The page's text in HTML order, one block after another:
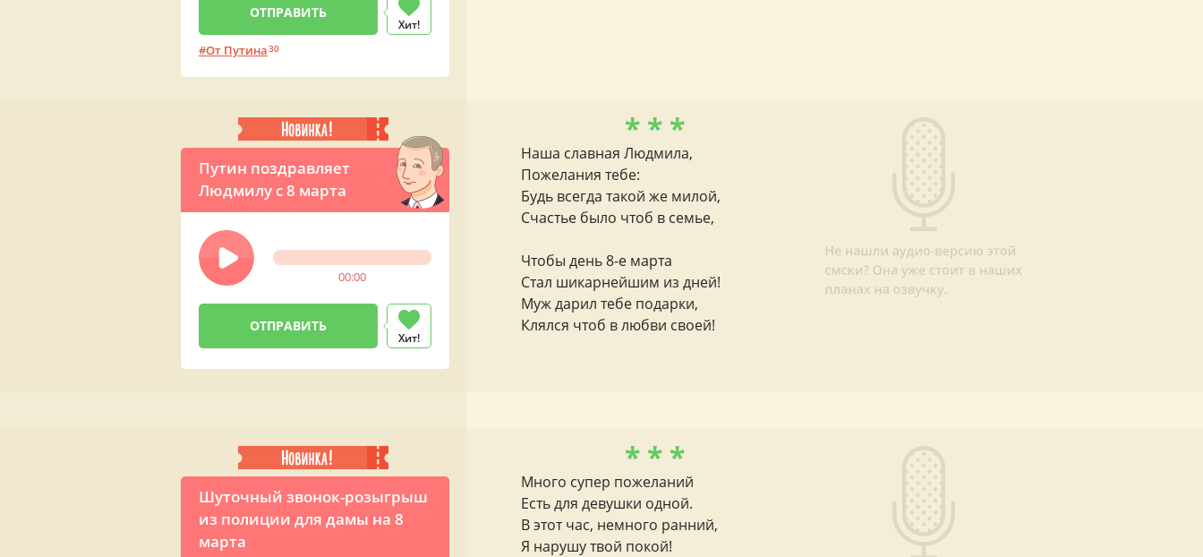
Хит!
От Путина30
Путин поздравляет
Людмилу с 8 марта
00:00
Хит!
* * *
Наша славная Людмила,
Пожелания тебе:
Будь всегда такой же милой,
Счастье было чтоб в семье,
Чтобы день 8-е марта
Стал шикарнейшим из дней!
Муж дарил тебе подарки,
Клялся чтоб в любви своей!
Шуточный звонок-розыгрыш
из полиции для дамы на 8
марта
* * *
Много супер пожеланий
Есть для девушки одной.
В этот час, немного ранний,
Я нарушу твой покой!